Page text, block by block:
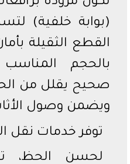
(بوابة خلفية)
القطع الثقيلة
بالحجم
صحيح يقلل من
ويضمن وصول
توفر خدمات
لحسن الحظ،